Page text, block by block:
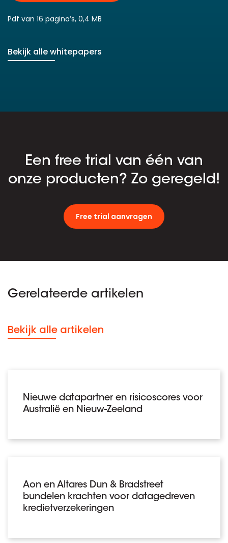
Pdf van 16 pagina’s, 0,4 MB
Bekijk alle whitepapers
Een free trial van één van
onze producten? Zo geregeld!
Free trial aanvragen
Gerelateerde artikelen
Bekijk alle artikelen
Nieuwe datapartner en risicoscores voor
Australië en Nieuw-Zeeland
Aon en Altares Dun & Bradstreet
bundelen krachten voor datagedreven
kredietverzekeringen